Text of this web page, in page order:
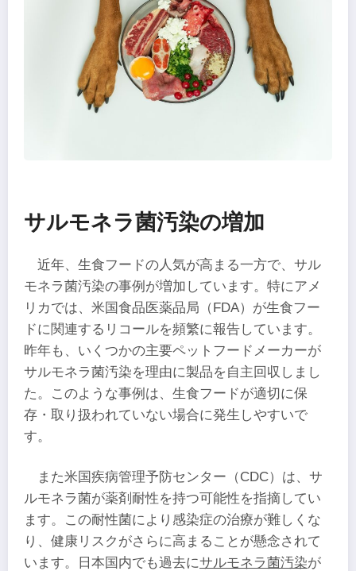
サルモネラ菌汚染の増加
近年、生食フードの人気が高まる一方で、サル
モネラ菌汚染の事例が増加しています。特にアメ
リカでは、米国食品医薬品局（FDA）が生食フー
ドに関連するリコールを頻繁に報告しています。
昨年も、いくつかの主要ペットフードメーカーが
サルモネラ菌汚染を理由に製品を自主回収しまし
た。このような事例は、生食フードが適切に保
存・取り扱われていない場合に発生しやすいで
す。
また米国疾病管理予防センター（CDC）は、サ
ルモネラ菌が薬剤耐性を持つ可能性を指摘してい
ます。この耐性菌により感染症の治療が難しくな
り、健康リスクがさらに高まることが懸念されて
います。日本国内でも過去にサルモネラ菌汚染が